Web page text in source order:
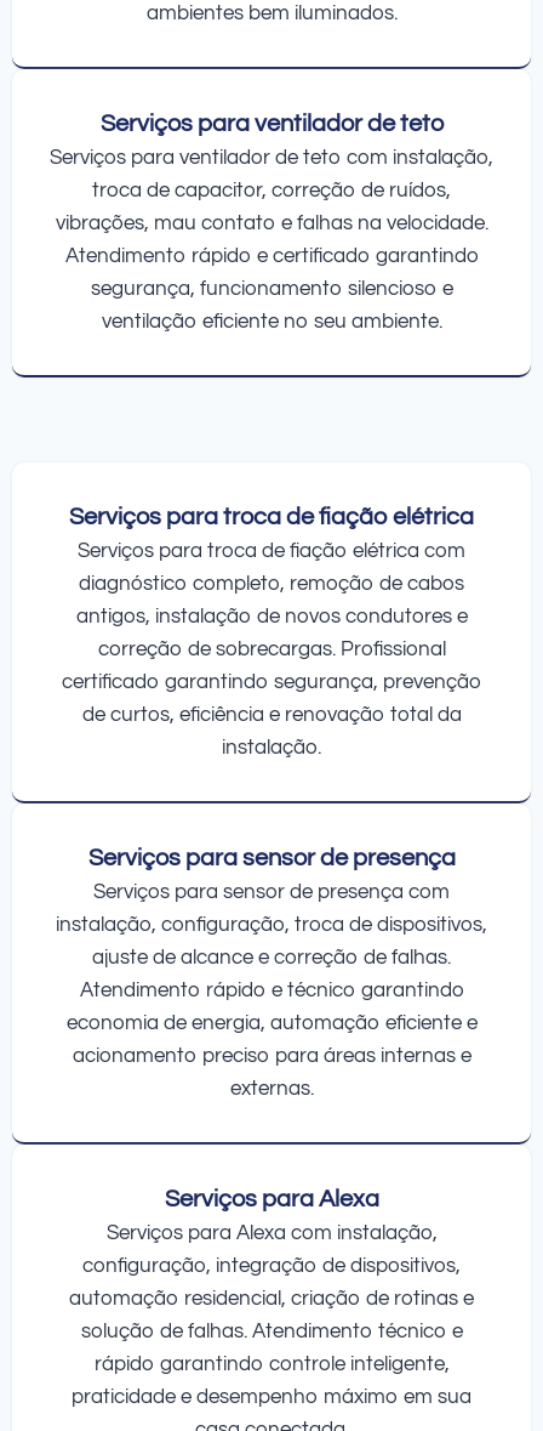
ambientes bem iluminados.
Serviços para ventilador de teto
Serviços para ventilador de teto com instalação,
troca de capacitor, correção de ruídos,
vibrações, mau contato e falhas na velocidade.
Atendimento rápido e certificado garantindo
segurança, funcionamento silencioso e
ventilação eficiente no seu ambiente.
Serviços para troca de fiação elétrica
Serviços para troca de fiação elétrica com
diagnóstico completo, remoção de cabos
antigos, instalação de novos condutores e
correção de sobrecargas. Profissional
certificado garantindo segurança, prevenção
de curtos, eficiência e renovação total da
instalação.
Serviços para sensor de presença
Serviços para sensor de presença com
instalação, configuração, troca de dispositivos,
ajuste de alcance e correção de falhas.
Atendimento rápido e técnico garantindo
economia de energia, automação eficiente e
acionamento preciso para áreas internas e
externas.
Serviços para Alexa
Serviços para Alexa com instalação,
configuração, integração de dispositivos,
automação residencial, criação de rotinas e
solução de falhas. Atendimento técnico e
rápido garantindo controle inteligente,
praticidade e desempenho máximo em sua